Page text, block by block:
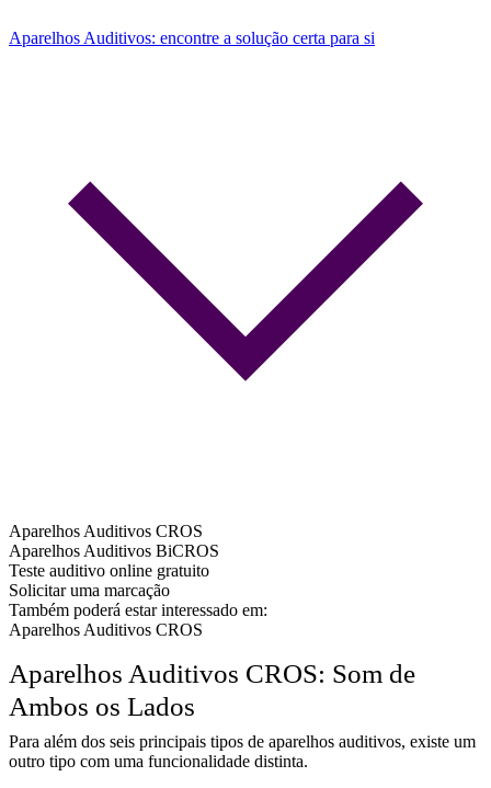
Aparelhos Auditivos: encontre a solução certa para si
Aparelhos Auditivos CROS
Aparelhos Auditivos BiCROS
Teste auditivo online gratuito
Solicitar uma marcação
Também poderá estar interessado em:
Aparelhos Auditivos CROS
Aparelhos Auditivos CROS: Som de
Ambos os Lados
Para além dos seis principais tipos de aparelhos auditivos, existe um
outro tipo com uma funcionalidade distinta.